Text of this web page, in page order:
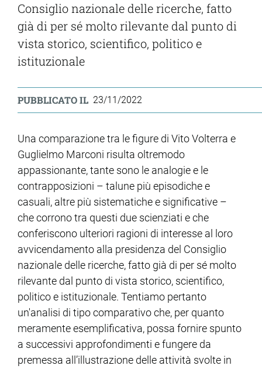
Consiglio nazionale delle ricerche, fatto
già di per sé molto rilevante dal punto di
vista storico, scientifico, politico e
istituzionale
PUBBLICATO IL 23/11/2022
Una comparazione tra le figure di Vito Volterra e
Guglielmo Marconi risulta oltremodo
appassionante, tante sono le analogie e le
contrapposizioni – talune più episodiche e
casuali, altre più sistematiche e significative –
che corrono tra questi due scienziati e che
conferiscono ulteriori ragioni di interesse al loro
avvicendamento alla presidenza del Consiglio
nazionale delle ricerche, fatto già di per sé molto
rilevante dal punto di vista storico, scientifico,
politico e istituzionale. Tentiamo pertanto
un'analisi di tipo comparativo che, per quanto
meramente esemplificativa, possa fornire spunto
a successivi approfondimenti e fungere da
premessa all’illustrazione delle attività svolte in